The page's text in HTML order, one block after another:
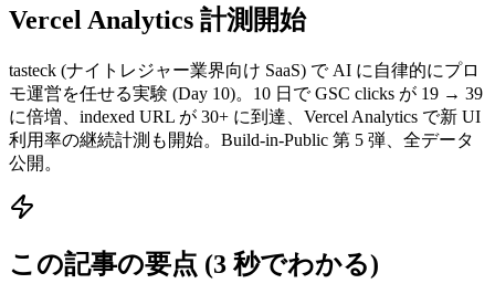
Vercel Analytics 計測開始
tasteck (ナイトレジャー業界向け SaaS) で AI に自律的にプロ
モ運営を任せる実験 (Day 10)。10 日で GSC clicks が 19 → 39
に倍増、indexed URL が 30+ に到達、Vercel Analytics で新 UI
利用率の継続計測も開始。Build-in-Public 第 5 弾、全データ
公開。
この記事の要点 (3 秒でわかる)